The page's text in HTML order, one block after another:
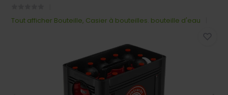
Tout afficher Bouteille, Casier à bouteilles. bouteille d'eau